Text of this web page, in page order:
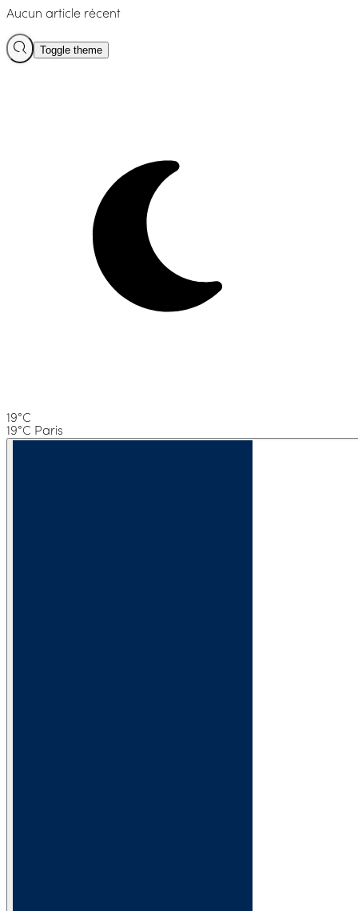
Aucun article récent
Toggle theme
19°C
19°C Paris